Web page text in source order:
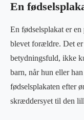
En
En fødselsplakat er
blevet forældre. Det
betydningsfuld, ikke
barn, når hun eller
fødselsplakaten efter
skræddersyet til den